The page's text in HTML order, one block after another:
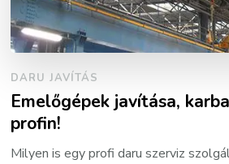
DARU JAVÍTÁS
Emelőgépek javítása,
profin!
Milyen is egy profi daru szerviz